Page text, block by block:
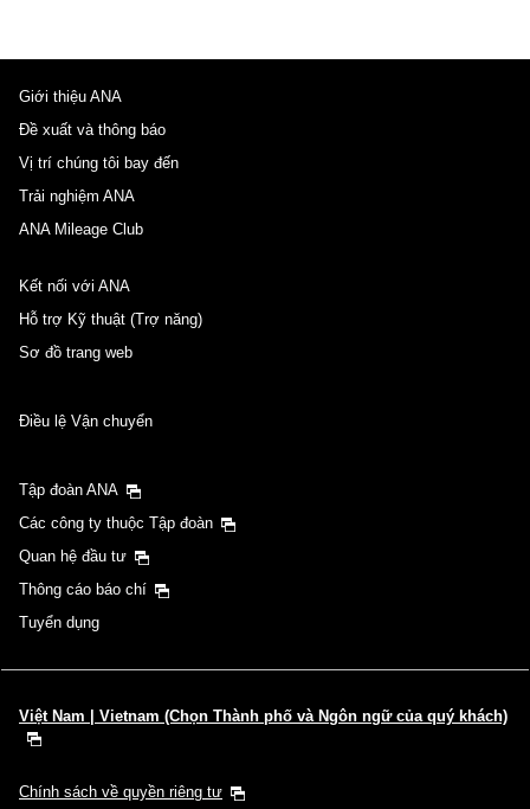
Giới thiệu ANA
Đề xuất và thông báo
Vị trí chúng tôi bay đến
Trải nghiệm ANA
ANA Mileage Club
Kết nối với ANA
Hỗ trợ Kỹ thuật (Trợ năng)
Sơ đồ trang web
Điều lệ Vận chuyển
Tập đoàn ANA
Các công ty thuộc Tập đoàn
Quan hệ đầu tư
Thông cáo báo chí
Tuyển dụng
Việt Nam | Vietnam (Chọn Thành phố và Ngôn ngữ của quý khách)
Chính sách về quyền riêng tư